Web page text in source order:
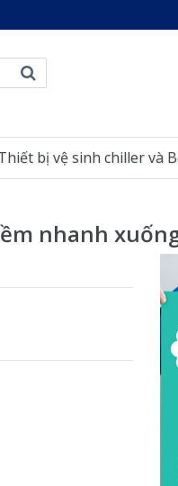
bị vệ sinh chiller và
nhanh